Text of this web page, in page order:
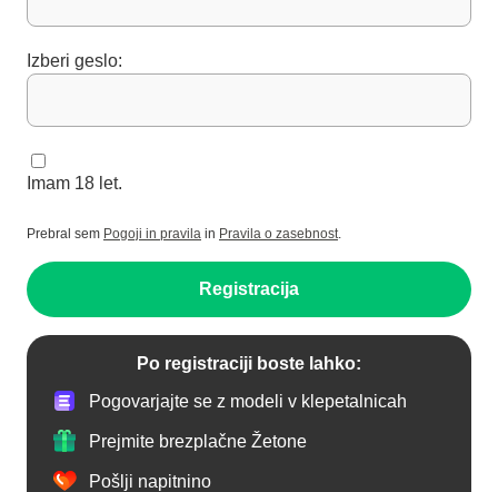
Izberi geslo:
Imam 18 let.
Prebral sem Pogoji in pravila in Pravila o zasebnost.
Registracija
Po registraciji boste lahko:
Pogovarjajte se z modeli v klepetalnicah
Prejmite brezplačne Žetone
Pošlji napitnino